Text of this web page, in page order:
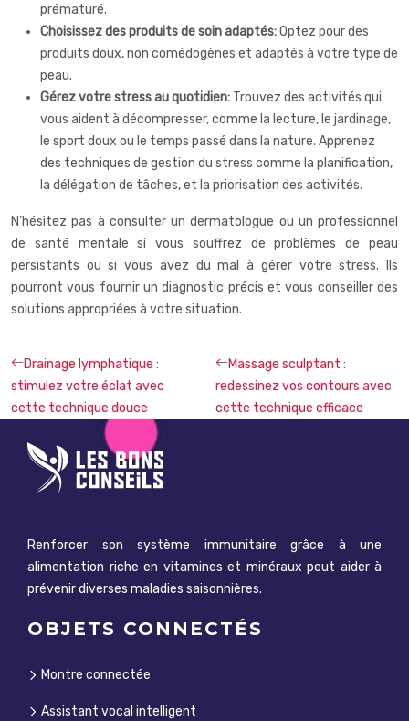
prématuré.
Choisissez des produits de soin adaptés:Optez pour des
produits doux, non comédogènes et adaptés à votre type de
peau.
Gérez votre stress au quotidien: Trouvez des activités qui
vous aident à décompresser, comme la lecture, le jardinage,
le sport doux ou le temps passé dans la nature. Apprenez
des techniques de gestion du stress comme la planification,
la délégation de tâches, et la priorisation des activités.
N’hésitez pas à consulter un dermatologue ou un professionnel
de santé mentale si vous souffrez de problèmes de peau
persistants ou si vous avez du mal à gérer votre stress. Ils
pourront vous fournir un diagnostic précis et vous conseiller des
solutions appropriées à votre situation.
Drainage lymphatique :
stimulez votre éclat avec
cette technique douce
Massage sculptant :
redessinez vos contours avec
cette technique efficace
Renforcer son système immunitaire grâce à une
alimentation riche en vitamines et minéraux peut aider à
prévenir diverses maladies saisonnières.
OBJETS CONNECTÉS
Montre connectée
Assistant vocal intelligent